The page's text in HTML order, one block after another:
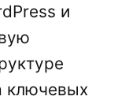
и
ключевых